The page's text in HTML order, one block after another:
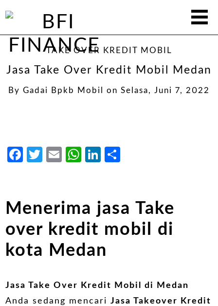
TAKE OVER KREDIT MOBIL
Jasa Take Over Kredit Mobil Medan
By Gadai Bpkb Mobil on Selasa, Juni 7, 2022
Facebook
Twitter
EmailWhatsApp
LinkedIn
Menerima jasa Take
over kredit mobil di
kota Medan
Jasa Take Over Kredit Mobil di Medan
Anda sedang mencariJasa Takeover Kredit